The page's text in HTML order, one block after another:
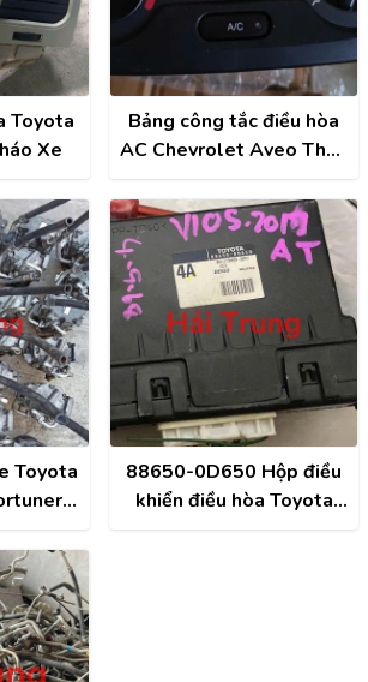
Toyota
Xe
Bảng công tắc điều hòa
AC Chevrolet Aveo Tháo
Toyota
88650-0D650 Hộp điều
khiển điều hòa Toyota